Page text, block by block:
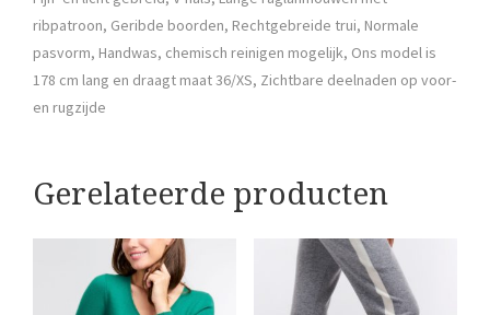
ribpatroon, Geribde boorden, Rechtgebreide trui, Normale
pasvorm, Handwas, chemisch reinigen mogelijk, Ons model is
178 cm lang en draagt maat 36/XS, Zichtbare deelnaden op voor-
en rugzijde
Gerelateerde producten